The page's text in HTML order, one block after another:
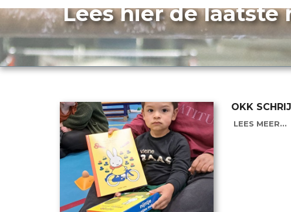
Lees hier de laatste
OKK
LEES MEER...